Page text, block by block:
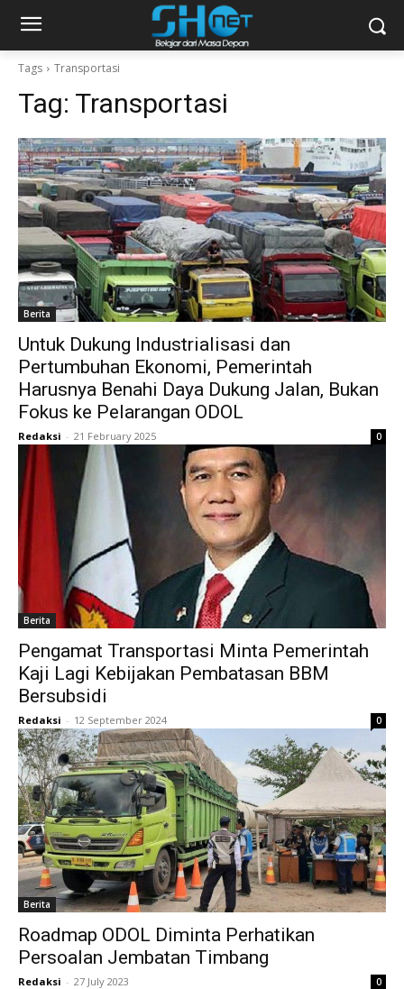
Tags Transportasi
Tag: Transportasi
Berita
Untuk Dukung Industrialisasi dan
Pertumbuhan Ekonomi, Pemerintah
Harusnya Benahi Daya Dukung Jalan, Bukan
Fokus ke Pelarangan ODOL
Redaksi - 21 February 2025 0
Berita
Pengamat Transportasi Minta Pemerintah
Kaji Lagi Kebijakan Pembatasan BBM
Bersubsidi
Redaksi - 12 September 2024 0
Berita
Roadmap ODOL Diminta Perhatikan
Persoalan Jembatan Timbang
Redaksi - 27 July 2023 0